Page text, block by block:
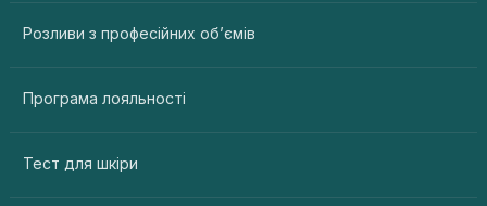
Розливи з професійних об’ємів
Програма лояльності
Тест для шкіри